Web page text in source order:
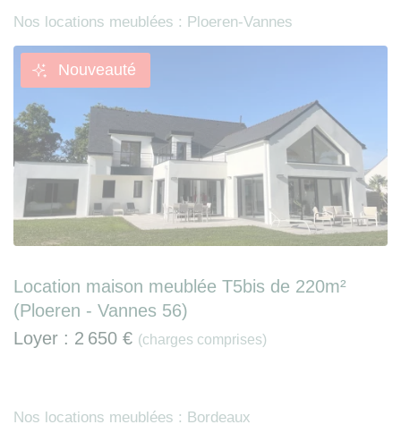
Nos locations meublées : Ploeren-Vannes
Nouveauté
Location maison meublée T5bis de 220m²
(Ploeren - Vannes 56)
Loyer : 2 650 € (charges comprises)
Nos locations meublées : Bordeaux